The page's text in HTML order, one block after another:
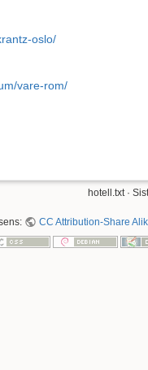
oslo/
vare-rom/
hotell.txt ·
CC Attribution-Share